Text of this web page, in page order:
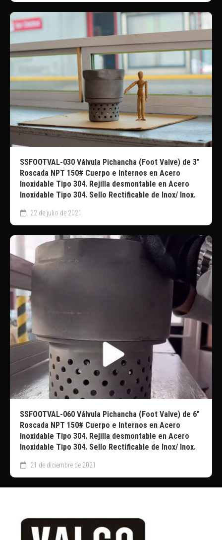
SSFOOTVAL-030 Válvula Pichancha (Foot Valve) de 3″
Roscada NPT 150# Cuerpo e Internos en Acero
Inoxidable Tipo 304. Rejilla desmontable en Acero
Inoxidable Tipo 304. Sello Rectificable de Inox/ Inox.
22 de julio de 2021
SSFOOTVAL-060 Válvula Pichancha (Foot Valve) de 6″
Roscada NPT 150# Cuerpo e Internos en Acero
Inoxidable Tipo 304. Rejilla desmontable en Acero
Inoxidable Tipo 304. Sello Rectificable de Inox/ Inox.
21 de diciembre de 2021